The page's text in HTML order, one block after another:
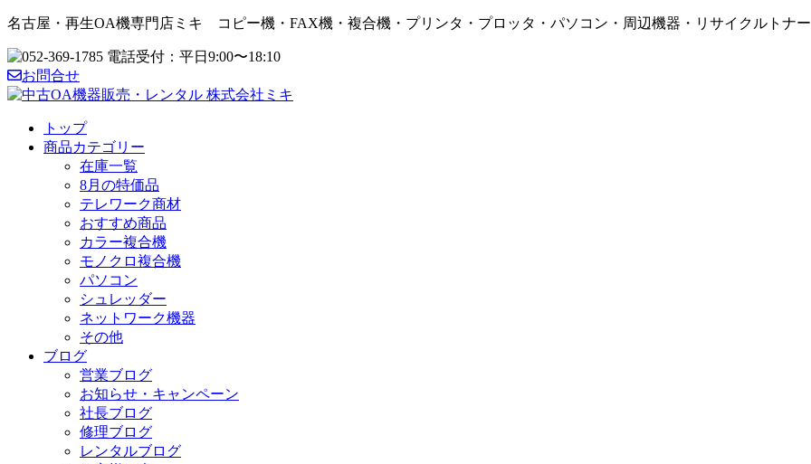
名古屋・再生OA機専門店ミキ コピー機・FAX機・複合機・プリンタ・プロッタ・パソコン・周辺機器・リサイクルトナー
お問合せ
トップ
商品カテゴリー
在庫一覧
8月の特価品
テレワーク商材
おすすめ商品
カラー複合機
モノクロ複合機
パソコン
シュレッダー
ネットワーク機器
その他
ブログ
営業ブログ
お知らせ・キャンペーン
社長ブログ
修理ブログ
レンタルブログ